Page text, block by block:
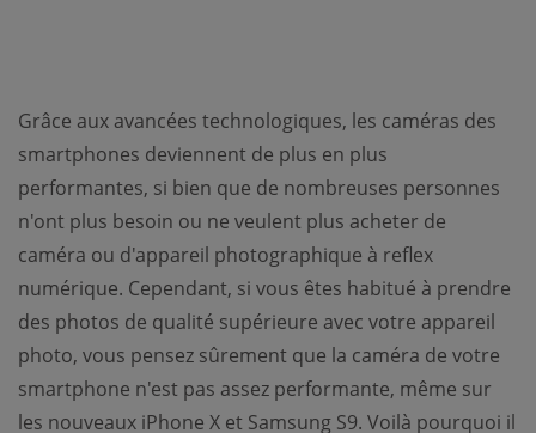
Grâce aux avancées technologiques, les caméras des
smartphones deviennent de plus en plus
performantes, si bien que de nombreuses personnes
n'ont plus besoin ou ne veulent plus acheter de
caméra ou d'appareil photographique à reflex
numérique. Cependant, si vous êtes habitué à prendre
des photos de qualité supérieure avec votre appareil
photo, vous pensez sûrement que la caméra de votre
smartphone n'est pas assez performante, même sur
les nouveaux iPhone X et Samsung S9. Voilà pourquoi il